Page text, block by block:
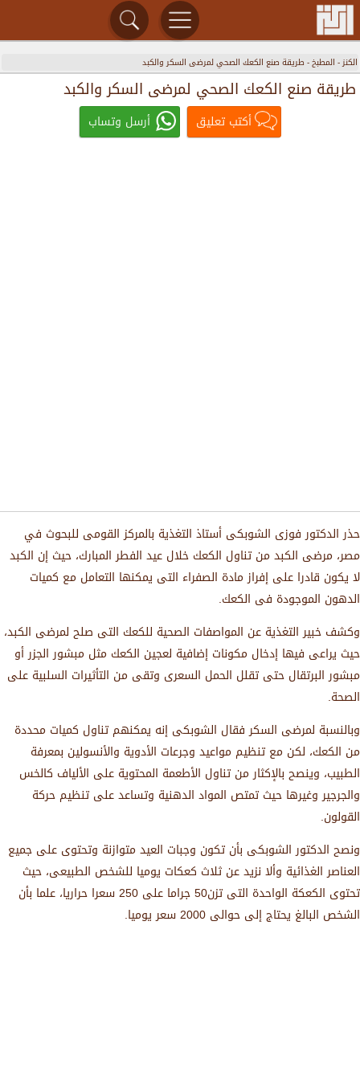
الكنز- المطبخ- طريقة صنع الكعك الصحي لمرضى السكر والكبد
طريقة صنع الكعك الصحي لمرضى السكر والكبد
أكتب تعليق أرسل وتساب
حذر الدكتور فوزى الشوبكى أستاذ التغذية بالمركز القومى للبحوث في
مصر، مرضى الكبد من تناول الكعك خلال عيد الفطر المبارك، حيث إن الكبد
لا يكون قادرا على إفراز مادة الصفراء التى يمكنها التعامل مع كميات
الدهون الموجودة فى الكعك.
وكشف خبير التغذية عن المواصفات الصحية للكعك التى صلح لمرضى الكبد،
حيث يراعى فيها إدخال مكونات إضافية لعجين الكعك مثل مبشور الجزر أو
مبشور البرتقال حتى تقلل الحمل السعرى وتقى من التأثيرات السلبية على
الصحة.
وبالنسبة لمرضى السكر فقال الشوبكى إنه يمكنهم تناول كميات محددة
من الكعك، لكن مع تنظيم مواعيد وجرعات الأدوية والأنسولين بمعرفة
الطبيب، وينصح بالإكثار من تناول الأطعمة المحتوية على الألياف كالخس
والجرجير وغيرها حيث تمتص المواد الدهنية وتساعد على تنظيم حركة
القولون.
ونصح الدكتور الشوبكى بأن تكون وجبات العيد متوازنة وتحتوى على جميع
العناصر الغذائية وألا نزيد عن ثلاث كعكات يوميا للشخص الطبيعى، حيث
تحتوى الكعكة الواحدة التى تزن50 جراما على 250 سعرا حراريا، علما بأن
الشخص البالغ يحتاج إلى حوالى 2000 سعر يوميا.